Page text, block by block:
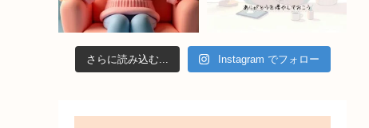
さらに読み込む... Instagram でフォロー